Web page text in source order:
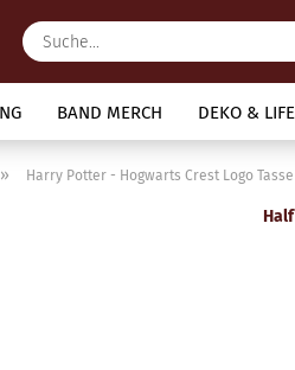
BAND MERCH DEKO &
» Harry Potter - Hogwarts Crest Logo Tasse